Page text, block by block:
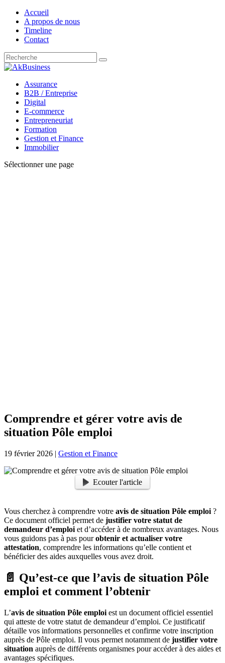
Accueil
A propos de nous
Timeline
Contact
Assurance
B2B / Entreprise
Digital
E-commerce
Entrepreneuriat
Formation
Gestion et Finance
Immobilier
Sélectionner une page
Comprendre et gérer votre avis de
situation Pôle emploi
19 février 2026 | Gestion et Finance
Ecouter l'article
Vous cherchez à comprendre votre avis de situation Pôle emploi?
Ce document officiel permet de justifier votre statut de
demandeur d’emploiet d’accéder à de nombreux avantages. Nous
vous guidons pas à pas pourobtenir et actualiser votre
attestation, comprendre les informations qu’elle contient et
bénéficier des aides auxquelles vous avez droit.
📄 Qu’est-ce que l’avis de situation Pôle
emploi et comment l’obtenir
L’avis de situation Pôle emploi est un document officiel essentiel
qui atteste de votre statut de demandeur d’emploi. Ce justificatif
détaille vos informations personnelles et confirme votre inscription
auprès de Pôle emploi. Il vous permet notamment de justifier votre
situation auprès de différents organismes pour accéder à des aides et
avantages spécifiques.